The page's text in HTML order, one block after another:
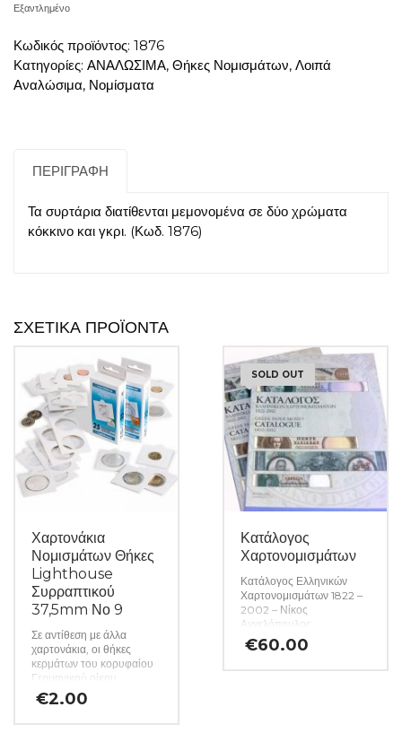
Εξαντλημένο
Κωδικός προϊόντος: 1876
Κατηγορίες: ΑΝΑΛΩΣΙΜΑ, Θήκες Νομισμάτων, Λοιπά
Αναλώσιμα, Νομίσματα
ΠΕΡΙΓΡΑΦΉ
Τα συρτάρια διατίθενται μεμονομένα σε δύο χρώματα
κόκκινο και γκρι. (Κωδ. 1876)
ΣΧΕΤΙΚΆ ΠΡΟΪΌΝΤΑ
Χαρτονάκια
Νομισμάτων Θήκες
Lighthouse
Συρραπτικού
37,5mm Νο 9
Σε αντίθεση με άλλα
χαρτονάκια, οι θήκες
κερμάτων του κορυφαίου
Γερμανικού οίκου
Lighthouse
κατασκευάζονται από
€2.00
SOLD OUT
Κατάλογος
Χαρτονομισμάτων
Κατάλογος Ελληνικών
Χαρτονομισμάτων 1822 –
2002 – Νίκος
Αγγελόπουλος
Πρόκειται για έναν
κατάλογο διεθνούς
€60.00